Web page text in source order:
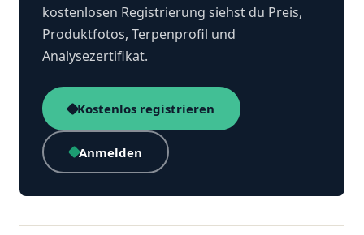
kostenlosen Registrierung siehst du Preis,
Produktfotos, Terpenprofil und
Analysezertifikat.
Kostenlos registrieren
Anmelden